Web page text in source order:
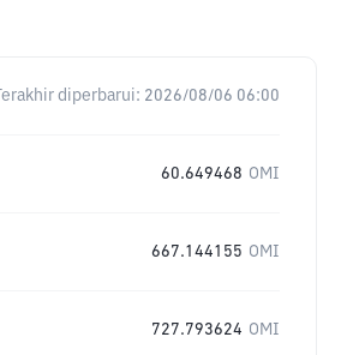
Terakhir diperbarui: 2026/08/06 06:00
60.649468 OMI
667.144155 OMI
727.793624 OMI